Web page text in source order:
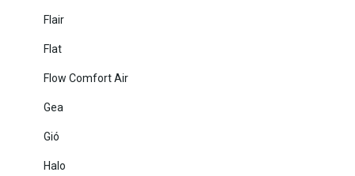
Flair
Flat
Flow Comfort Air
Gea
Gió
Halo